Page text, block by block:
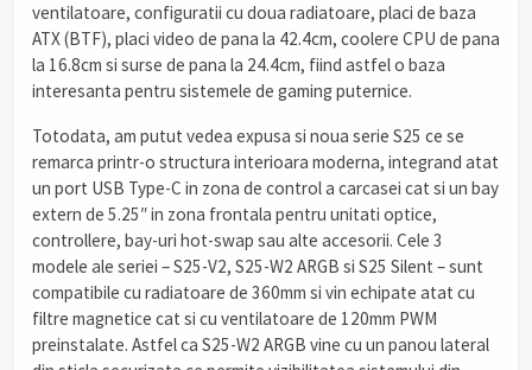
ventilatoare, configuratii cu doua radiatoare, placi de baza
ATX (BTF), placi video de pana la 42.4cm, coolere CPU de pana
la 16.8cm si surse de pana la 24.4cm, fiind astfel o baza
interesanta pentru sistemele de gaming puternice.
Totodata, am putut vedea expusa si noua serie S25 ce se
remarca printr-o structura interioara moderna, integrand atat
un port USB Type-C in zona de control a carcasei cat si un bay
extern de 5.25″ in zona frontala pentru unitati optice,
controllere, bay-uri hot-swap sau alte accesorii. Cele 3
modele ale seriei – S25-V2, S25-W2 ARGB si S25 Silent – sunt
compatibile cu radiatoare de 360mm si vin echipate atat cu
filtre magnetice cat si cu ventilatoare de 120mm PWM
preinstalate. Astfel ca S25-W2 ARGB vine cu un panou lateral